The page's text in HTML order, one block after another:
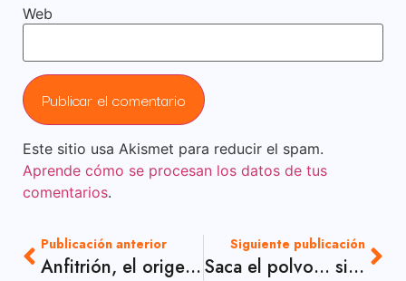
Web
Este sitio usa Akismet para reducir el spam.
Aprende cómo se procesan los datos de tus
comentarios.
Publicación anterior
Anfitrión, el origen de la palabra
Siguiente publicación
Saca el polvo… si necesitas…